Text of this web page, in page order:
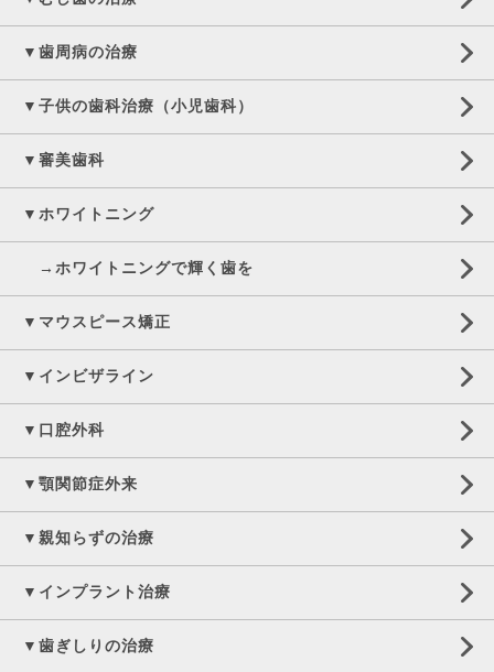
▼歯周病の治療
▼子供の歯科治療（小児歯科）
▼審美歯科
▼ホワイトニング
→ホワイトニングで輝く歯を
▼マウスピース矯正
▼インビザライン
▼口腔外科
▼顎関節症外来
▼親知らずの治療
▼インプラント治療
▼歯ぎしりの治療